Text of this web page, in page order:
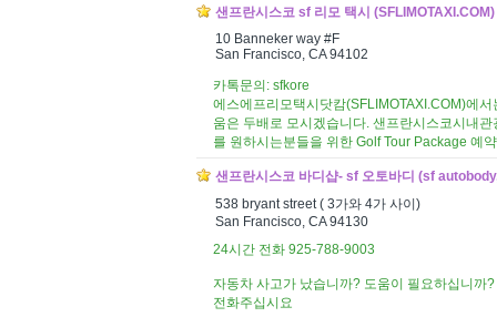
샌프란시스코 sf 리모 택시 (SFLIMOTAXI.COM)
10 Banneker way #F
San Francisco, CA 94102
카톡문의: sfkore
에스에프리모택시닷캄(SFLIMOTAXI.COM)에
움은 두배로 모시겠습니다. 샌프란시스코시내
를 원하시는분들을 위한 Golf Tour Package 예
샌프란시스코 바디샵- sf 오토바디 (sf
538 bryant street ( 3가와 4가 사이)
San Francisco, CA 94130
24시간 전화 925-788-9003
자동차 사고가 났습니까? 도움이 필요하십니까?
전화주십시요